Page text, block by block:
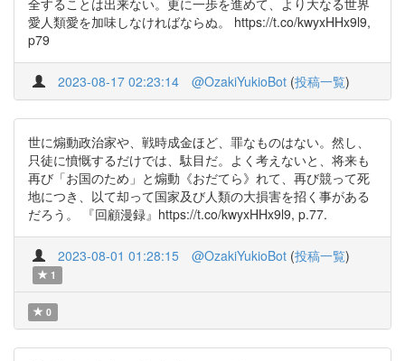
全することは出来ない。更に一歩を進めて、より大なる世界
愛人類愛を加味しなければならぬ。 https://t.co/kwyxHHx9l9,
p79
2023-08-17 02:23:14 @OzakiYukioBot (投稿一覧)
世に煽動政治家や、戦時成金ほど、罪なものはない。然し、
只徒に憤慨するだけでは、駄目だ。よく考えないと、将来も
再び「お国のため」と煽動《おだてら》れて、再び競って死
地につき、以て却って国家及び人類の大損害を招く事がある
だろう。 『回顧漫録』https://t.co/kwyxHHx9l9, p.77.
2023-08-01 01:28:15 @OzakiYukioBot (投稿一覧)
1
0